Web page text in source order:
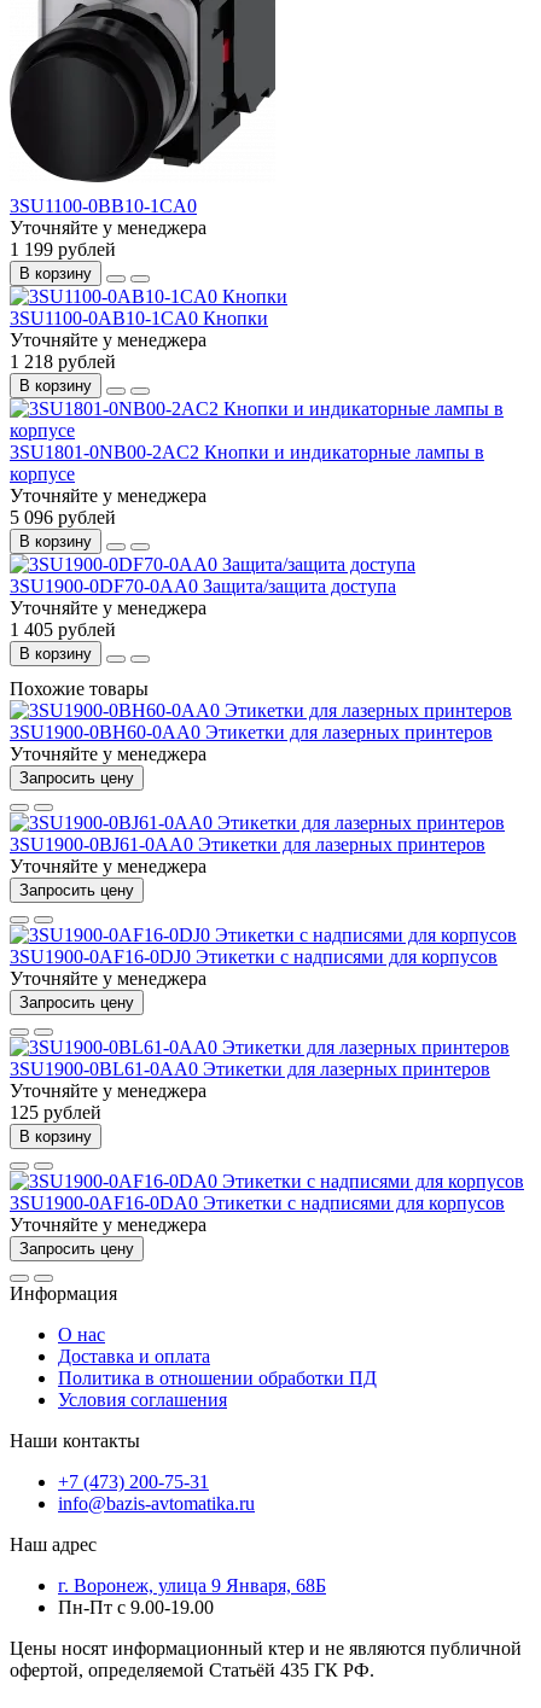
3SU1100-0BB10-1CA0
Уточняйте у менеджера
1 199 рублей
В корзину
3SU1100-0AB10-1CA0 Кнопки
Уточняйте у менеджера
1 218 рублей
В корзину
3SU1801-0NB00-2AC2 Кнопки и индикаторные лампы в
корпусе
Уточняйте у менеджера
5 096 рублей
В корзину
3SU1900-0DF70-0AA0 Защита/защита доступа
Уточняйте у менеджера
1 405 рублей
В корзину
Похожие товары
3SU1900-0BH60-0AA0 Этикетки для лазерных принтеров
Уточняйте у менеджера
Запросить цену
3SU1900-0BJ61-0AA0 Этикетки для лазерных принтеров
Уточняйте у менеджера
Запросить цену
3SU1900-0AF16-0DJ0 Этикетки с надписями для корпусов
Уточняйте у менеджера
Запросить цену
3SU1900-0BL61-0AA0 Этикетки для лазерных принтеров
Уточняйте у менеджера
125 рублей
В корзину
3SU1900-0AF16-0DA0 Этикетки с надписями для корпусов
Уточняйте у менеджера
Запросить цену
Информация
О нас
Доставка и оплата
Политика в отношении обработки ПД
Условия соглашения
Наши контакты
+7 (473) 200-75-31
info@bazis-avtomatika.ru
Наш адрес
г. Воронеж, улица 9 Января, 68Б
Пн-Пт с 9.00-19.00
Цены носят информационный ктер и не являются публичной
офертой, определяемой Статьёй 435 ГК РФ.